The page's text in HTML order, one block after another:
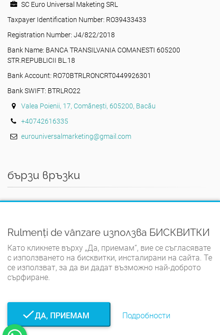
SC Euro Universal Maketing SRL
Taxpayer Identification Number: RO39433433
Registration Number: J4/822/2018
Bank Name: BANCA TRANSILVANIA COMANESTI 605200
STR.REPUBLICII BL.18
Bank Account: RO70BTRLRONCRT0449926301
Bank SWIFT: BTRLRO22
Valea Poienii, 17, Comănești, 605200, Bacău
+40742616335
eurouniversalmarketing@gmail.com
бързи връзки
ПОЛИТИКА ЗА ПОВЕРИТЕЛНОСТ
ПОЛИТИКА ЗА БИСКВИТКИ
КОНТАКТ
© Rulmenți de vânzare 2026. Всички права запазени.
Rulmenți de vânzare използва БИСКВИТКИ
Като кликнете върху „Да, приемам“, вие се съгласявате
с използването на бисквитки, инсталирани на сайта. Те
се използват, за да ви дадат възможно най-доброто
сърфиране.
ДА, ПРИЕМАМ Подробности